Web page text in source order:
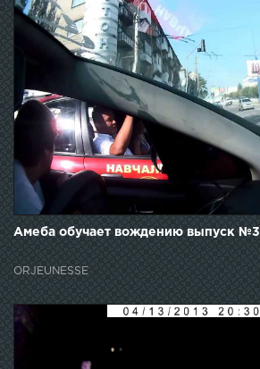
Амеба обучает вождению выпуск №3
ORJEUNESSE